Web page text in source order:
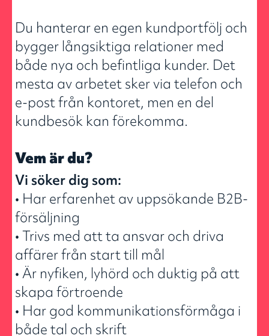
Du hanterar en egen kundportfölj och
bygger långsiktiga relationer med
både nya och befintliga kunder. Det
mesta av arbetet sker via telefon och
e-post från kontoret, men en del
kundbesök kan förekomma.
Vem är du?
Vi söker dig som:
• Har erfarenhet av uppsökande B2B-
försäljning
• Trivs med att ta ansvar och driva
affärer från start till mål
• Är nyfiken, lyhörd och duktig på att
skapa förtroende
• Har god kommunikationsförmåga i
både tal och skrift